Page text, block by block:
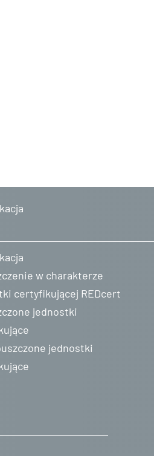
w charakterze
certyfikującej REDcert
jednostki
jednostki